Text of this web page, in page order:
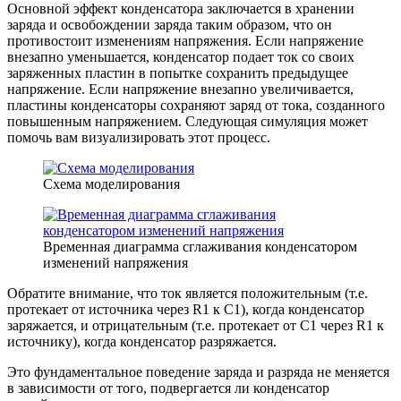
Основной эффект конденсатора заключается в хранении
заряда и освобождении заряда таким образом, что он
противостоит изменениям напряжения. Если напряжение
внезапно уменьшается, конденсатор подает ток со своих
заряженных пластин в попытке сохранить предыдущее
напряжение. Если напряжение внезапно увеличивается,
пластины конденсаторы сохраняют заряд от тока, созданного
повышенным напряжением. Следующая симуляция может
помочь вам визуализировать этот процесс.
Схема моделирования
Временная диаграмма сглаживания конденсатором
изменений напряжения
Обратите внимание, что ток является положительным (т.е.
протекает от источника через R1 к C1), когда конденсатор
заряжается, и отрицательным (т.е. протекает от C1 через R1 к
источнику), когда конденсатор разряжается.
Это фундаментальное поведение заряда и разряда не меняется
в зависимости от того, подвергается ли конденсатор